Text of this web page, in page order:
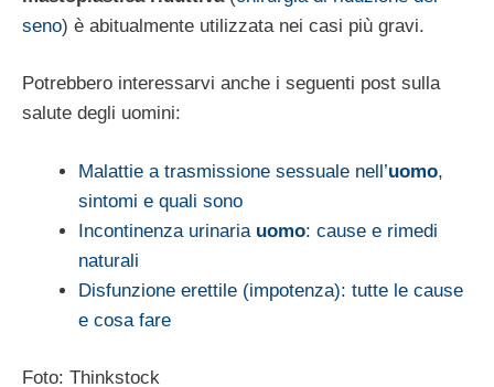
seno) è abitualmente utilizzata nei casi più gravi.
Potrebbero interessarvi anche i seguenti post sulla
salute degli uomini:
Malattie a trasmissione sessuale nell’uomo,
sintomi e quali sono
Incontinenza urinaria uomo: cause e rimedi
naturali
Disfunzione erettile (impotenza): tutte le cause
e cosa fare
Foto: Thinkstock